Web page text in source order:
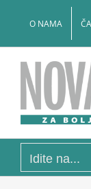
O NAMA
Idite na...